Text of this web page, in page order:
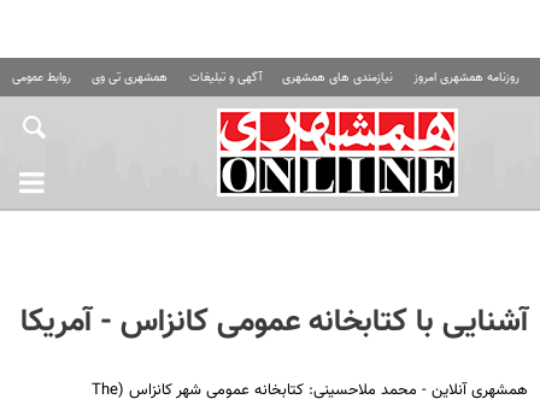
روزنامه همشهری امروز نیازمندی های همشهری آگهی و تبلیغات همشهری تی وی روابط عمومی
آشنایی با کتابخانه عمومی کانزاس - آمریکا
همشهری آنلاین - محمد ملاحسینی: کتابخانه عمومی شهر کانزاس (The